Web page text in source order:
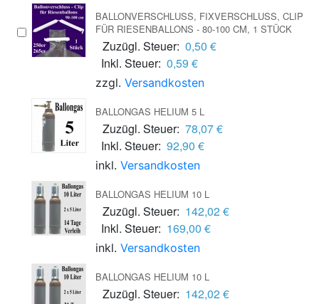
BALLONVERSCHLUSS, FIXVERSCHLUSS, CLIP
FÜR RIESENBALLONS - 80-100 CM, 1 STÜCK
Zuzügl. Steuer: 0,50 €
Inkl. Steuer: 0,59 €
zzgl. Versandkosten
BALLONGAS HELIUM 5 L
Zuzügl. Steuer: 78,07 €
Inkl. Steuer: 92,90 €
inkl. Versandkosten
BALLONGAS HELIUM 10 L
Zuzügl. Steuer: 142,02 €
Inkl. Steuer: 169,00 €
inkl. Versandkosten
BALLONGAS HELIUM 10 L
Zuzügl. Steuer: 142,02 €